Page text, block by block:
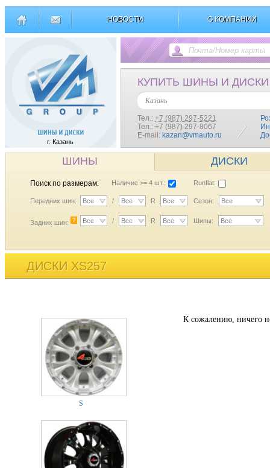
НОВОСТИ О КОМПАНИИ
г. Казань
КУПИТЬ ШИНЫ И ДИСКИ
Казань
Тел.: +7 (987) 297-5221
Тел.: +7 (987) 297-8067
E-mail: kazan@vmauto.ru
ШИНЫ ДИСКИ
Поиск по размерам: Наличие >= 4 шт.: Runflat:
Передних шин: Все / Все R Все Сезон: Все
Задних шин: ? Все / Все R Все Шипы: Все
ДИСКИ XS257
S
К сожалению, ничего